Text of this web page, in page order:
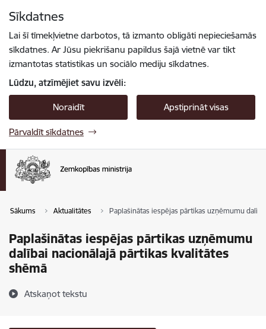
Sīkdatnes
Lai šī tīmekļvietne darbotos, tā izmanto obligāti nepieciešamās
sīkdatnes. Ar Jūsu piekrišanu papildus šajā vietnē var tikt
izmantotas statistikas un sociālo mediju sīkdatnes.
Lūdzu, atzīmējiet savu izvēli:
Noraidīt Apstiprināt visas
Pārvaldīt sīkdatnes
Sākums Aktualitātes Paplašinātas iespējas pārtikas uzņēmumu
Paplašinātas iespējas pārtikas uzņēmumu
dalībai nacionālajā pārtikas kvalitātes
shēmā
Atskaņot tekstu